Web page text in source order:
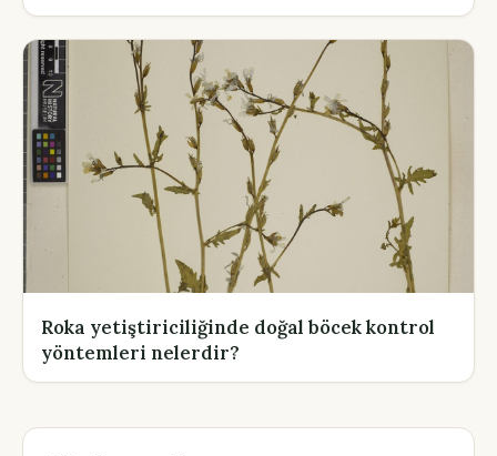
Roka yetiştiriciliğinde doğal böcek kontrol
yöntemleri nelerdir?